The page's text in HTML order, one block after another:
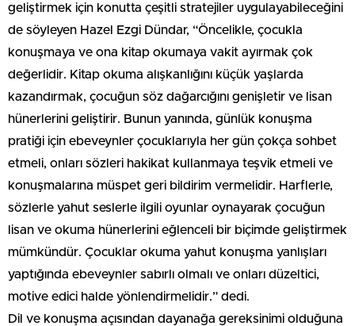
geliştirmek için konutta çeşitli stratejiler uygulayabileceğini
de söyleyen Hazel Ezgi Dündar, “Öncelikle, çocukla
konuşmaya ve ona kitap okumaya vakit ayırmak çok
değerlidir. Kitap okuma alışkanlığını küçük yaşlarda
kazandırmak, çocuğun söz dağarcığını genişletir ve lisan
hünerlerini geliştirir. Bunun yanında, günlük konuşma
pratiği için ebeveynler çocuklarıyla her gün çokça sohbet
etmeli, onları sözleri hakikat kullanmaya teşvik etmeli ve
konuşmalarına müspet geri bildirim vermelidir. Harflerle,
sözlerle yahut seslerle ilgili oyunlar oynayarak çocuğun
lisan ve okuma hünerlerini eğlenceli bir biçimde geliştirmek
mümkündür. Çocuklar okuma yahut konuşma yanlışları
yaptığında ebeveynler sabırlı olmalı ve onları düzeltici,
motive edici halde yönlendirmelidir.” dedi.
Dil ve konuşma açısından dayanağa gereksinimi olduğuna